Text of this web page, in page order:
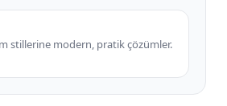
stillerine modern, pratik çözümler.